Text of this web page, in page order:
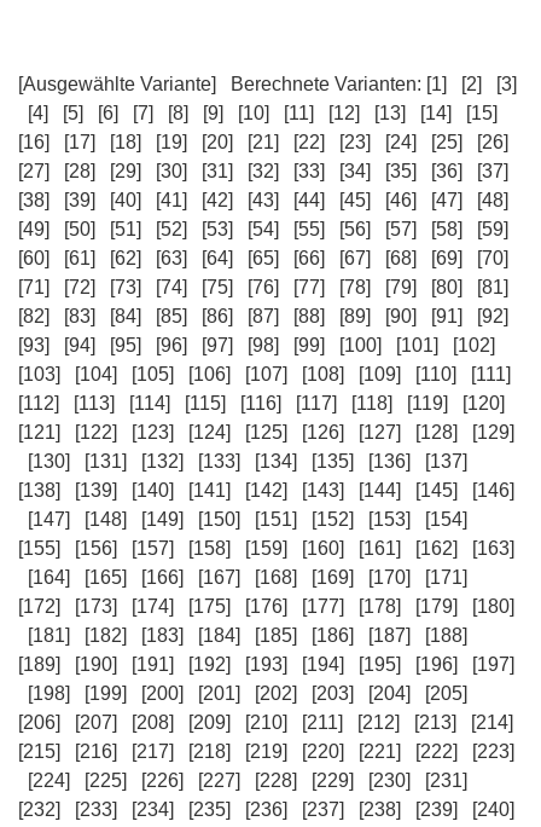
[Ausgewählte Variante] Berechnete Varianten: [1] [2]
[3]
[4]
[5] [6] [7] [8] [9] [10] [11] [12] [13] [14]
[15]
[16]
[17] [18] [19] [20] [21] [22] [23] [24] [25]
[26]
[27]
[28] [29] [30] [31] [32] [33] [34] [35] [36]
[37]
[38]
[39] [40] [41] [42] [43] [44] [45] [46] [47]
[48]
[49]
[50] [51] [52] [53] [54] [55] [56] [57] [58]
[59]
[60]
[61] [62] [63] [64] [65] [66] [67] [68] [69]
[70]
[71]
[72] [73] [74] [75] [76] [77] [78] [79] [80]
[81]
[82]
[83] [84] [85] [86] [87] [88] [89] [90] [91]
[92]
[93]
[94] [95] [96] [97] [98] [99] [100] [101]
[102]
[103]
[104] [105] [106] [107] [108] [109] [110]
[111]
[112]
[113] [114] [115] [116] [117] [118] [119]
[120]
[121]
[122] [123] [124] [125] [126] [127] [128]
[129]
[130]
[131] [132] [133] [134] [135] [136]
[137]
[138]
[139] [140] [141] [142] [143] [144] [145]
[146]
[147]
[148] [149] [150] [151] [152] [153]
[154]
[155]
[156] [157] [158] [159] [160] [161] [162]
[163]
[164]
[165] [166] [167] [168] [169] [170]
[171]
[172]
[173] [174] [175] [176] [177] [178] [179]
[180]
[181]
[182] [183] [184] [185] [186] [187]
[188]
[189]
[190] [191] [192] [193] [194] [195] [196]
[197]
[198]
[199] [200] [201] [202] [203] [204]
[205]
[206]
[207] [208] [209] [210] [211] [212] [213]
[214]
[215]
[216] [217] [218] [219] [220] [221] [222]
[223]
[224]
[225] [226] [227] [228] [229] [230]
[231]
[232]
[233] [234] [235] [236] [237] [238] [239]
[240]